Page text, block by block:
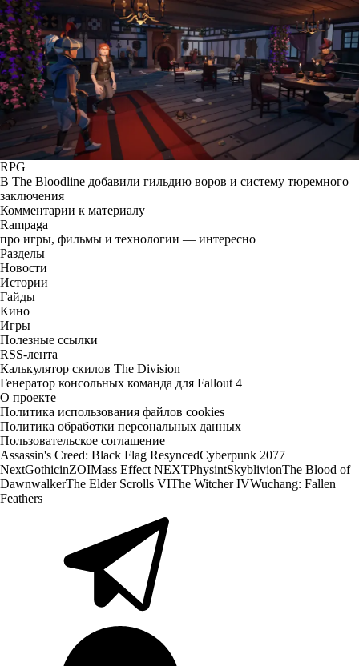
RPG
В The Bloodline добавили гильдию воров и систему тюремного
заключения
Комментарии к материалу
Rampaga
про игры, фильмы и технологии — интересно
Разделы
Новости
Истории
Гайды
Кино
Игры
Полезные ссылки
RSS-лента
Калькулятор скилов The Division
Генератор консольных команда для Fallout 4
О проекте
Политика использования файлов cookies
Политика обработки персональных данных
Пользовательское соглашение
Assassin's Creed: Black Flag ResyncedCyberpunk 2077
NextGothicinZOIMass Effect NEXTPhysintSkyblivionThe Blood of
DawnwalkerThe Elder Scrolls VIThe Witcher IVWuchang: Fallen
Feathers